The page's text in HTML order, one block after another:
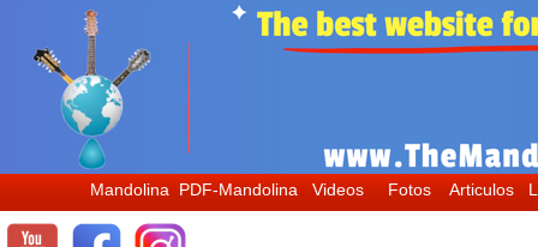
mandolin, mandoline, mandoline musique, mandolino, bandolim, mandolina, the mandolin world, мандолина, themandolinworld, la mandoline, il mandolino, the mandolin,
, mandolin lessons, learn mandolin, cours de mandoline, apprendre la mandoline,
mondays, avi avital, hamilton de holanda, choro das tres, mandolino italiano, italian mandolin, mandoline italienne, mandoline napolitaine, bandolim 10 cordas, choro, bandolim musica, bluegrass music, banjo, mandolin banjo, famous mandolin players, how to
mandoline.
La mandoline baroque, la mandoline classique, la mandoline musique.
Classical mandolin, instrument mandoline, la storia del mandolino, mandolino classico, mandolino moderno, tutto sul mandolino, all about mandolin, orchestre de mandoline, stage de mandoline, tuto mandoline, il mandolino.
#mandolin, #mandoline, #mandolino, #mandolina, #bandolim, #themandolinworld, #balalaika, #domra, #мандолина, #балалайка, #домра, #mandolinonapoletano,
マンドリン, #ナポリマンドリン, #mandolinemusique, #mandolincafe
Bandolim choro, choro bandolim, tarantella mandolino, tarantella napoletana, imparare a suonare mandolino, apprendre la mandoline, how to learn mandolin, how to tune mandolin, die mandoline, mandolin wiki, wiki mandolin, mandoline wiki, wiki mandoline,
Mandolina PDF-Mandolina Videos Fotos Articulos